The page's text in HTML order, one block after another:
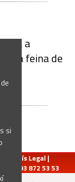
si
a
seva feina de
Avís Legal |
93 872 53 53